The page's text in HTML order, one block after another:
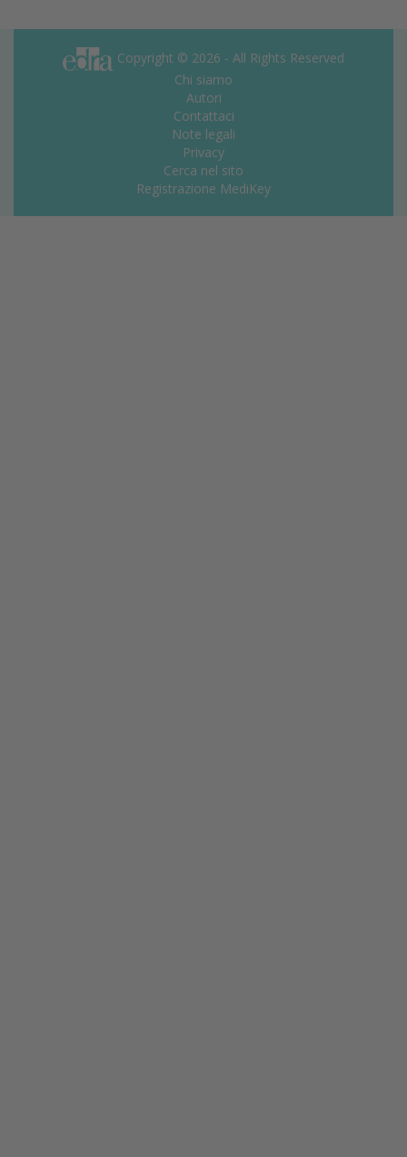
Copyright © 2026 - All Rights Reserved
Chi siamo
Autori
Contattaci
Note legali
Privacy
Cerca nel sito
Registrazione MediKey